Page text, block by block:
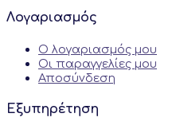
Λογαριασμός
Ο λογαριασμός μου
Οι παραγγελίες μου
Αποσύνδεση
Εξυπηρέτηση